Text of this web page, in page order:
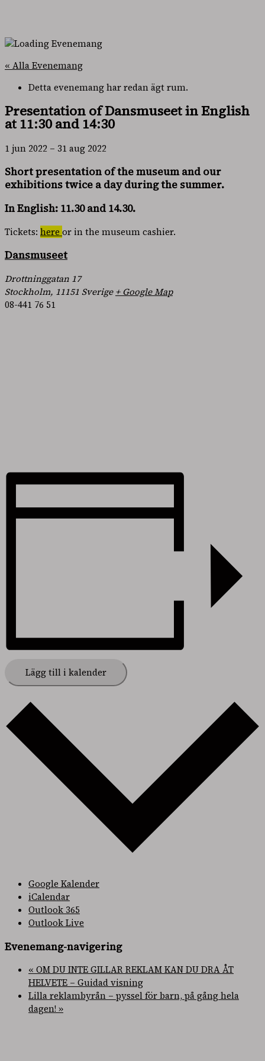
« Alla Evenemang
Detta evenemang har redan ägt rum.
Presentation of Dansmuseet in English
at 11:30 and 14:30
1 jun 2022 – 31 aug 2022
Short presentation of the museum and our
exhibitions twice a day during the summer.
In English: 11.30 and 14.30.
Tickets: here or in the museum cashier.
Dansmuseet
Drottninggatan 17
Stockholm, 11151 Sverige + Google Map
08-441 76 51
Lägg till i kalender
Google Kalender
iCalendar
Outlook 365
Outlook Live
Evenemang-navigering
« OM DU INTE GILLAR REKLAM KAN DU DRA ÅT
HELVETE – Guidad visning
Lilla reklambyrån – pyssel för barn, på gång hela
dagen!»